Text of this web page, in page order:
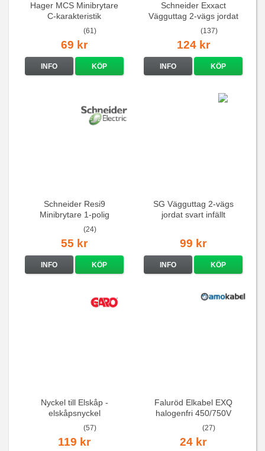
Hager MCS Minibrytare
C-karakteristik
QuickConnect
(61)
69 kr
INFO KÖP
Schneider Exxact
Vägguttag 2-vägs jordat
Vit standarduttag
(137)
124 kr
INFO KÖP
Schneider Resi9
Minibrytare 1-polig
(24)
55 kr
INFO KÖP
SG Vägguttag 2-vägs
jordat svart infällt
99 kr
INFO KÖP
Nyckel till Elskåp -
elskåpsnyckel
(57)
119 kr
Faluröd Elkabel EXQ
halogenfri 450/750V
(27)
24 kr